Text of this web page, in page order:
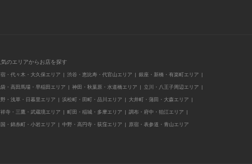
気のエリアからお店を探す
宿・代々木・大久保エリア 渋谷・恵比寿・代官山エリア 銀座・新橋・有楽町エリア
・高田馬場・早稲田エリア 神田・秋葉原・水道橋エリア 立川・八王子周辺エリア
野・浅草・日暮里エリア 浜松町・田町・品川エリア 大井町・蒲田・大森エリア
寺・三鷹・武蔵境エリア 町田・稲城・多摩エリア 調布・府中・狛江エリア
国・錦糸町・小岩エリア 中野・高円寺・荻窪エリア 原宿・表参道・青山エリア